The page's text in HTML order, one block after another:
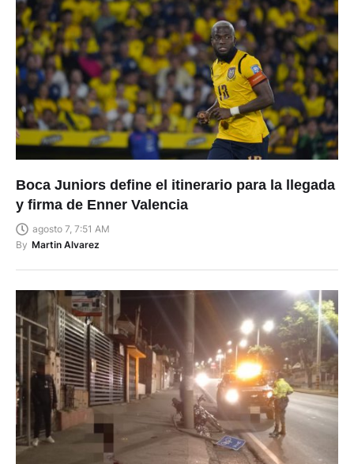
Boca Juniors define el itinerario para la llegada
y firma de Enner Valencia
agosto 7, 7:51 AM
By Martin Alvarez